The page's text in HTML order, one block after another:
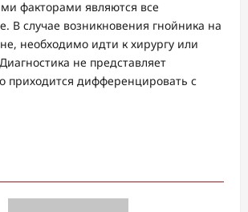
факторами являются все
В случае возникновения гнойника на
необходимо идти к хирургу или
не представляет
приходится дифференцировать с